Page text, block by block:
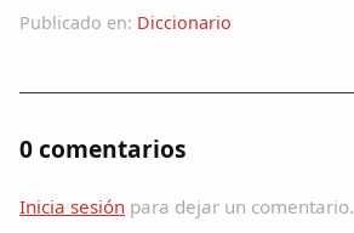
Dichos
Cancionero Local
Publicado en: Diccionario
0 comentarios
Inicia sesión para dejar un comentario.